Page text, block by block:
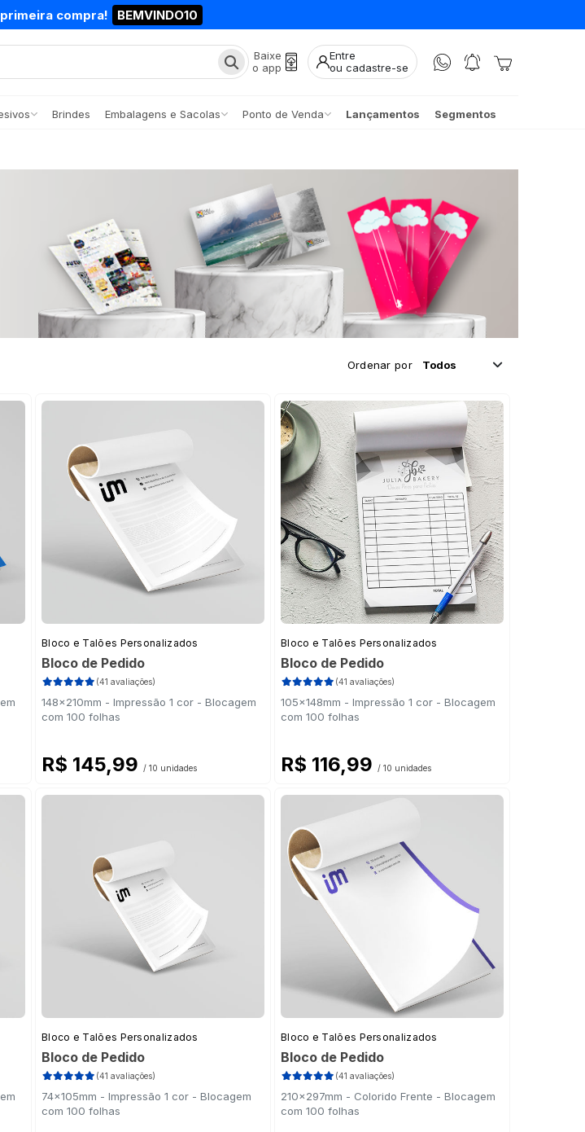
primeira compra! BEMVINDO10
Baixe
o app
Entre
ou cadastre-se
Brindes Embalagens e Sacolas Ponto de Venda Lançamentos Segmentos
Ordenar por
Bloco e Talões Personalizados
Bloco de Pedido
(41 avaliações)
148x210mm - Impressão 1 cor - Blocagem
com 100 folhas
R$ 145,99 / 10 unidades
Bloco e Talões Personalizados
Bloco de Pedido
(41 avaliações)
105x148mm - Impressão 1 cor - Blocagem
com 100 folhas
R$ 116,99 / 10 unidades
Bloco e Talões Personalizados
Bloco de Pedido
(41 avaliações)
74x105mm - Impressão 1 cor - Blocagem
com 100 folhas
Bloco e Talões Personalizados
Bloco de Pedido
(41 avaliações)
210x297mm - Colorido Frente - Blocagem
com 100 folhas